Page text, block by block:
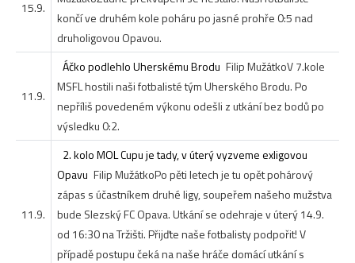
15.9.
končí ve druhém kole poháru po jasné prohře 0:5 nad
druholigovou Opavou.
11.9.
Áčko podlehlo Uherskému Brodu Filip MužátkoV 7.kole
MSFL hostili naši fotbalisté tým Uherského Brodu. Po
nepříliš povedeném výkonu odešli z utkání bez bodů po
výsledku 0:2.
11.9.
2. kolo MOL Cupu je tady, v úterý vyzveme exligovou
Opavu Filip MužátkoPo pěti letech je tu opět pohárový
zápas s účastníkem druhé ligy, soupeřem našeho mužstva
bude Slezský FC Opava. Utkání se odehraje v úterý 14.9.
od 16:30 na Tržišti. Přijďte naše fotbalisty podpořit! V
případě postupu čeká na naše hráče domácí utkání s